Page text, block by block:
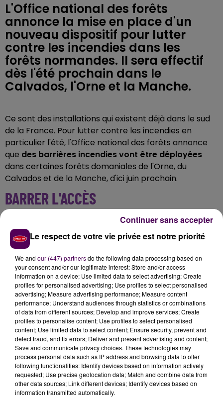
L'Office national des forêts
annonce la mise en place d'un
nouveau dispositif pour lutter
contre les incendies dans les
forêts normandes. Il sera effectif
dès l'été prochain dans le
Calvados, l'Orne et la Manche.
Ce sont des installations qui existent déjà dans le sud
de la France. Pour lutter contre les incendies en
particulier l'été, l'Office national des forêts annonce
que des barrières incendies vont être déployées
dans certaines forêts domaniales de l'Orne, du
Calvados et de la Manche, d'ici juin prochain.
BARRER L'ACCÈS
L'idée, grâce à ces barrières, est de"fermer les
massifs forestiers à toute personne"en cas de risque
élevé d'incendie dans tel ou tel secteur. Une
"fermeture temporaire uniquement pendant la durée
du risque"précise l'ONF, qui rappelle queneuf
départs de feu sur dix sont d'origine humaine.
Ecoutez le reportage d'Alizée Lanzarini :
Le respect de votre vie privée est notre priorité
We and our (447) partnersdo the following data processing based on
your consent and/or our legitimate interest: Store and/or access
information on a device; Use limited data to select advertising; Create
profiles for personalised advertising; Use profiles to select personalised
advertising; Measure advertising performance; Measure content
performance; Understand audiences through statistics or combinations
of data from different sources; Develop and improve services; Create
profiles to personalise content; Use profiles to select personalised
content; Use limited data to select content; Ensure security, prevent and
detect fraud, and fix errors; Deliver and present advertising and content;
Save and communicate privacy choices. These technologies may
process personal data such as IP address and browsing data to offer
following functionalities: Identify devices based on information actively
requested; Use precise geolocation data; Match and combine data from
other data sources; Link different devices; Identify devices based on
information transmitted automatically.
Continuer sans accepter